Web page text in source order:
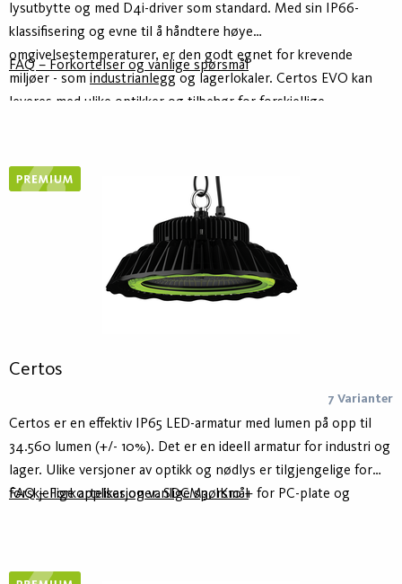
lysutbytte og med D4i-driver som standard. Med sin IP66-
klassifisering og evne til å håndtere høye
omgivelsestemperaturer, er den godt egnet for krevende
miljøer - som industrianlegg og lagerlokaler. Certos EVO kan
leveres med ulike optikker og tilbehør for forskjellige
FAQ – Forkortelser og vanlige spørsmål
Certos
7 Varianter
Certos er en effektiv IP65 LED-armatur med lumen på opp til
34.560 lumen (+/- 10%). Det er en ideell armatur for industri og
lager. Ulike versjoner av optikk og nødlys er tilgjengelige for
forskjellige applikasjoner. SDCM3, IK10 + for PC-plate og
FAQ – Forkortelser og vanlige spørsmål